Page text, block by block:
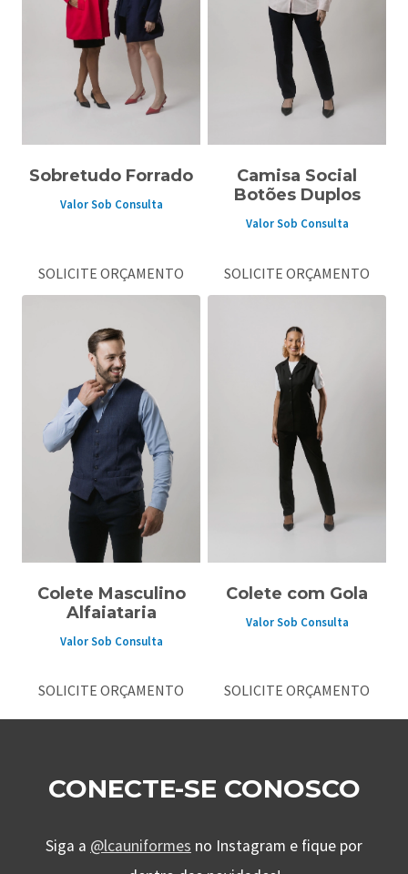
Sobretudo Forrado
Valor Sob Consulta
SOLICITE ORÇAMENTO
Camisa Social
Botões Duplos
Valor Sob Consulta
SOLICITE ORÇAMENTO
Colete Masculino
Alfaiataria
Valor Sob Consulta
SOLICITE ORÇAMENTO
Colete com Gola
Valor Sob Consulta
SOLICITE ORÇAMENTO
CONECTE-SE CONOSCO
Siga a @lcauniformes no Instagram e fique por